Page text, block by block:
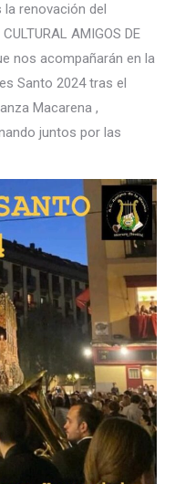
renovación del
AMIGOS DE
nos acompañarán en la
Santo 2024 tras el
Macarena ,
juntos por las